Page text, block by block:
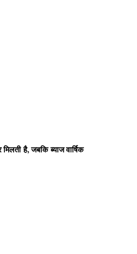
मिलती है,जबकि ब्याज वार्षिक